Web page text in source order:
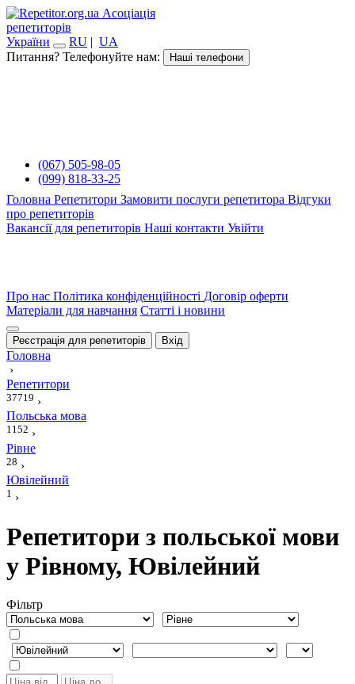
Асоціація
репетиторів
України
RU | UA
Питання? Телефонуйте нам:
Наші телефони
(067) 505-98-05
(099) 818-33-25
Головна Репетитори Замовити послуги репетитора Відгуки
про репетиторів
Вакансії для репетиторів Наші контакти Увійти
Про нас Політика конфіденційності Договір оферти
Матеріали для навчання Статті і новини
Реєстрація для репетиторів Вхід
Головна
›
Репетитори
37719 ›
Польська мова
1152 ›
Рівне
28 ›
Ювілейний
1 ›
Репетитори з польської мови
у Рівному, Ювілейний
Фiльтр